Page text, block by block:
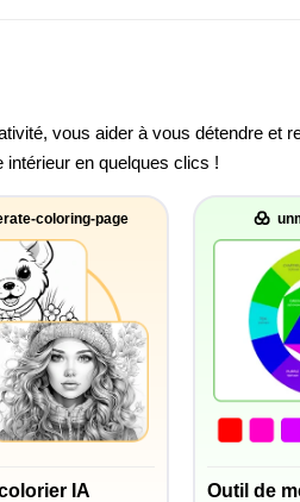
vous aider à vous détendre et
en quelques clics !
coloring-page
IA
Outil de